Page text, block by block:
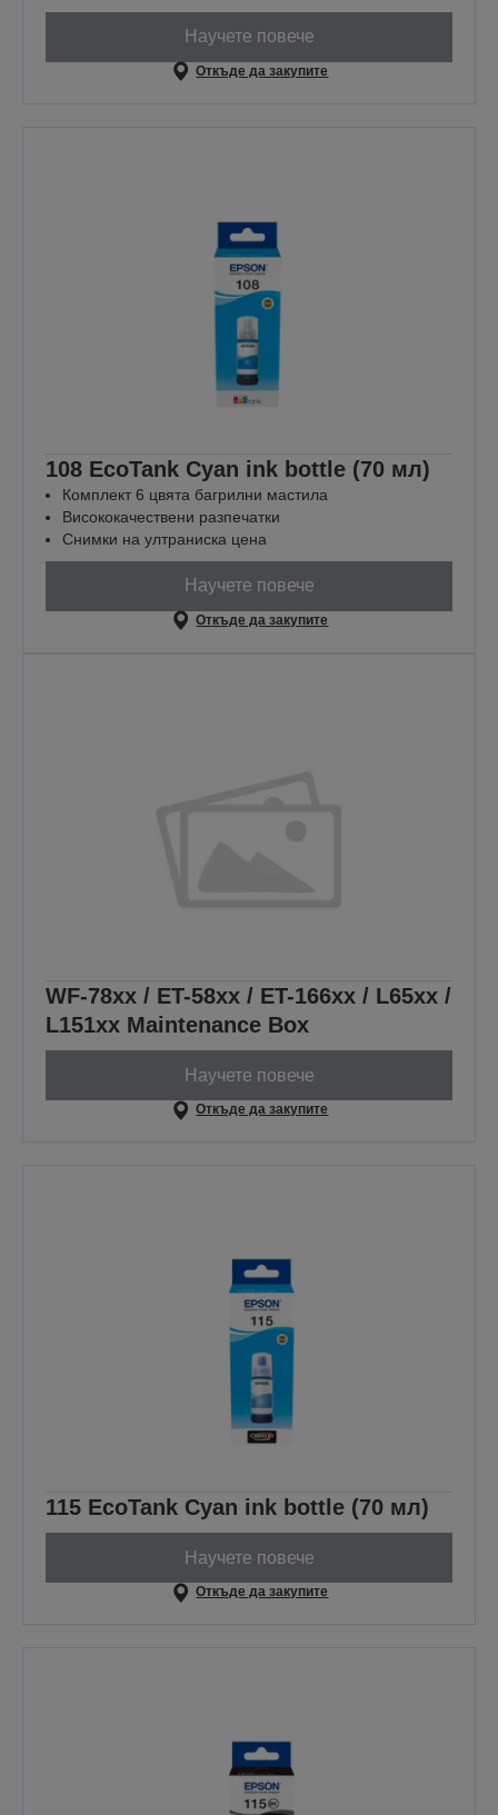
Научете повече
Откъде да закупите
108 EcoTank Cyan ink bottle (70 мл)
Комплект 6 цвята багрилни мастила
Висококачествени разпечатки
Снимки на ултраниска цена
Научете повече
Откъде да закупите
WF-78xx / ET-58xx / ET-166xx / L65xx /
L151xx Maintenance Box
Научете повече
Откъде да закупите
115 EcoTank Cyan ink bottle (70 мл)
Научете повече
Откъде да закупите